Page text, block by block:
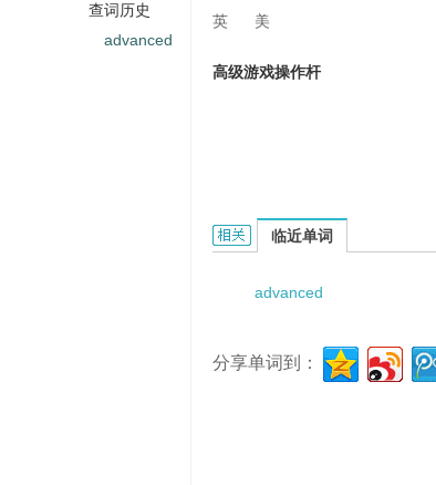
英 美
高级游戏操作杆
advanced joystick的相关资料：
临近单词
advanced
分享单词到：
查词历史
advanced